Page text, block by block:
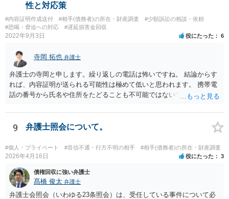
性と対応策
#内容証明作成送付 #相手(債務者)の所在・財産調査
#少額訴訟の相談・依頼
#恐喝・脅迫への対応
#遅延損害金回収
2022年9月3日 役にたった 6
寺岡 拓也 弁護士
弁護士の寺岡と申します。繰り返しの電話は怖いですね。 結論からす
れば、内容証明が送られる可能性は極めて低いと思われます。 携帯電
話の番号から氏名や住所をたどることも不可能ではないですが、発生
弁護士に依頼してそこまでしても結局のところ弁護士費用の方がかさ
み、費用倒れとなってしまいます。 おそらくはキャンセルされた腹い
せとして一種の捨て台詞的に「弁護士」や「内容証明」という言葉を
使っているのでしょう。 可能性という言葉を使う以上、ゼロとは言え
ませんが、気に病む必要はないと思われます。
9 弁護士照会について。
#個人・プライベート #音信不通・行方不明の相手 #相手(債務者)の所在・財産調査
2026年4月16日 役にたった 3
債権回収に強い弁護士
髙橋 俊太 弁護士
弁護士会照会（いわゆる23条照会）は、受任している事件について必